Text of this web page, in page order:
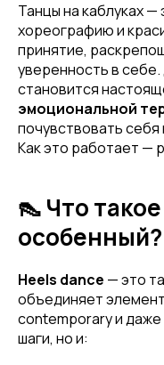
Танцы на каблуках
хореографию и
принятие,
уверенность в
становится
эмоциональной
почувствовать
Как это работает —
👠 Что
особенный?
Heels dance — это
объединяет
contemporary и даже
шаги, но и: